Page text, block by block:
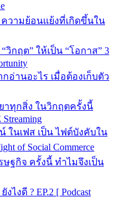
วามย้อนแย้งที่เกิดขึ้นใน
วิกฤต” ให้เป็น “โอกาส” 3
อ่านอะไร เมื่อต้องเก็บตัว
าทุกสิ่ง ในวิกฤตครั้งนี้
ในเฟส เป็น ไฟต์บังคับใน
of Social Commerce
ษฐกิจ ครั้งนี้ ทำไมจึงเป็น
งดี ? EP.2 [ Podcast